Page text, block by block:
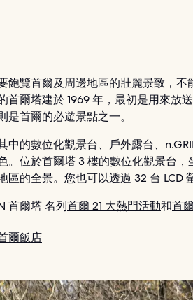
飽覽首爾及周邊地區的壯麗景致，不
首爾塔建於 1969 年，最初是用來放
是首爾的必遊景點之一。
中的數位化觀景台、戶外露台、
。位於首爾塔 3 樓的數位化觀景台
區的全景。您也可以透過 32 台 LCD
首爾塔 名列首爾 21 大熱門活動和首
爾飯店